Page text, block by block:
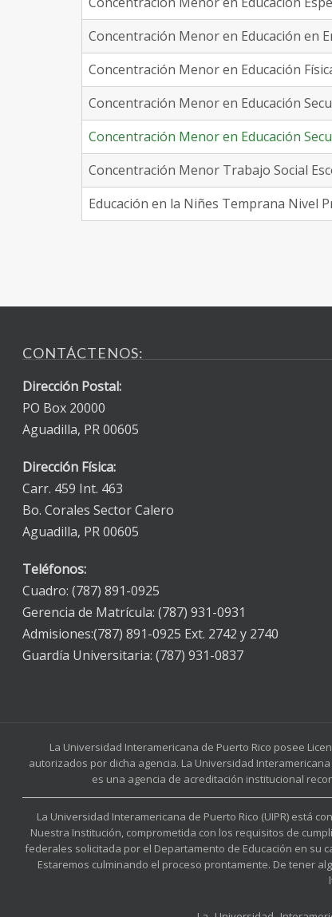
Concentración Menor en Educación en
Concentración Menor en Educación
Concentración Menor en Educación
Concentración Menor en Educación
Concentración Menor Trabajo Social
Educación en la Niñes Temprana Nivel
CONTÁCTENOS:
Dirección Postal:
PO Box 20000
Aguadilla, PR 00605
Dirección Física:
Carr. 459 Int. 463
Bo. Corales Sector Calero
Aguadilla, PR 00605
Teléfonos:
Cuadro: (787) 891-0925
Gerencia de Matrícula: (787) 931-0931
Admisiones:(787) 891-0925 Ext. 2742 y 2740
Guardía Universitaria: (787) 931-0837
La Universidad Interamericana de Puerto Rico posee
autorizados por dicha agencia. La Universidad Interamericana
es una agencia de acreditación institucional
La Universidad Interamericana de Puerto Rico (UIPR) está
Nuestra Institución, comprometida con los requisitos de
federales solicitada por el Departamento de Educación en su
Estaremos culminando el proceso prontamente. De tener